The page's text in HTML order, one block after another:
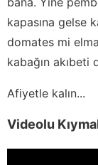
kapasına gelse
domates mi
kabağın akıbeti
Afiyetle kalın...
Videolu